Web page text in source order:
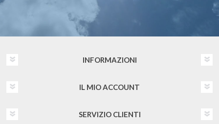
INFORMAZIONI
IL MIO ACCOUNT
SERVIZIO CLIENTI